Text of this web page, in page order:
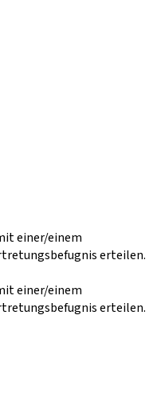
einer/einem
erteilen.
einer/einem
erteilen.